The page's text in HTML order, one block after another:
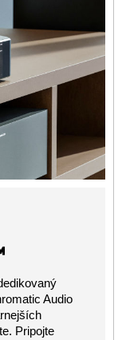
Audio
Pripojte